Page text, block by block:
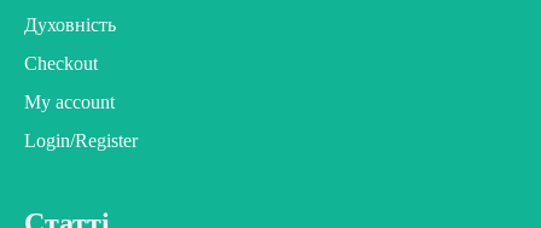
Духовність
Checkout
My account
Login/Register